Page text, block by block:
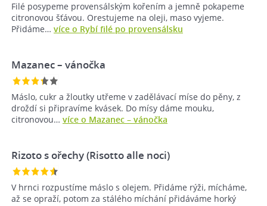
Filé posypeme provensálským kořením a jemně pokapeme
citronovou šťávou. Orestujeme na oleji, maso vyjeme.
Přidáme… více o Rybí filé po provensálsku
Mazanec –⁠ vánočka
Máslo, cukr a žloutky utřeme v zadělávací míse do pěny, z
droždí si připravíme kvásek. Do mísy dáme mouku,
citronovou… více o Mazanec –⁠ vánočka
Rizoto s ořechy (Risotto alle noci)
V hrnci rozpustíme máslo s olejem. Přidáme rýži, mícháme,
až se opraží, potom za stálého míchání přidáváme horký